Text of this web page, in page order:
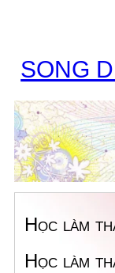
CONTACT
SONG
Học làm
Học làm